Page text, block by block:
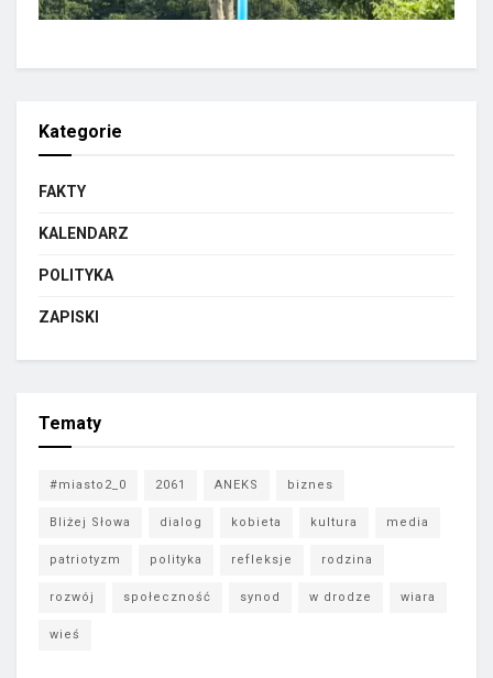
Kategorie
FAKTY
KALENDARZ
POLITYKA
ZAPISKI
Tematy
#miasto2_0 2061 ANEKS biznes
Bliżej Słowa dialog kobieta kultura media
patriotyzm polityka refleksje rodzina
rozwój społeczność synod w drodze wiara
wieś